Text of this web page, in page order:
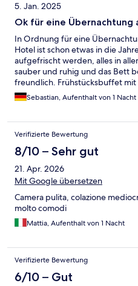
5. Jan. 2025
Ok für eine Übernachtung
In Ordnung für eine
Hotel ist schon etwas in die
aufgefrischt werden, alles in
sauber und ruhig und das Bett
freundlich. Frühstücksbuffet
Check-Out unkompliziert.
Sebastian, Aufenthalt von 1 Nacht
Verifizierte Bewertung
8/10 – Sehr gut
21. Apr. 2026
Mit Google übersetzen
Camera pulita, colazione
molto comodi
Mattia, Aufenthalt von 1 Nacht
Verifizierte Bewertung
6/10 – Gut